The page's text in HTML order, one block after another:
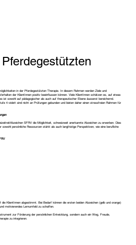
in der Pferdegestützten Therapie. In diesem Rahmen werden Ziele und
der KlientInnen positiv beeinflussen können. Viele KlientInnen schätzen es, auf etwas
ist sowohl auf pädagogischer als auch auf therapeutischer Ebene äusserst bereichernd.
4 violett sind nicht an Prüfungen gebunden und bieten daher einen stressfreien Rahmen für
SFRV die Möglichkeit, schweizweit anerkannte Abzeichen zu erwerben. Dies
sowohl persönliche Ressourcen stärkt als auch langfristige Perspektiven, wie eine berufliche
die KlientInnen abgestimmt. Bei Bedarf können die ersten beiden Abzeichen (gelb und orange)
motivierendes Lernumfeld zu schaffen.
zur Förderung der persönlichen Entwicklung, sondern auch ein Weg, Freude,
zu integrieren.